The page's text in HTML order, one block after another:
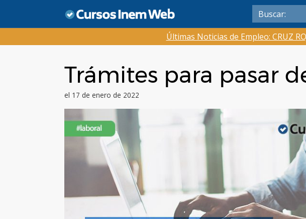
contenido
Últimas Noticias de Empleo: CRUZ
Trámites para pasar
el 17 de enero de 2022